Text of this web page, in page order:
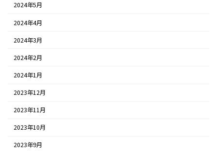
2024年5月
2024年4月
2024年3月
2024年2月
2024年1月
2023年12月
2023年11月
2023年10月
2023年9月